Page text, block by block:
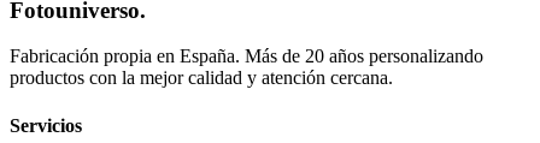
Fotouniverso.
Fabricación propia en España. Más de 20 años personalizando
productos con la mejor calidad y atención cercana.
Servicios